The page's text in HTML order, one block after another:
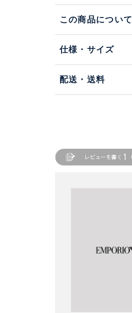
この商品について
仕様・サイズ
配送・送料